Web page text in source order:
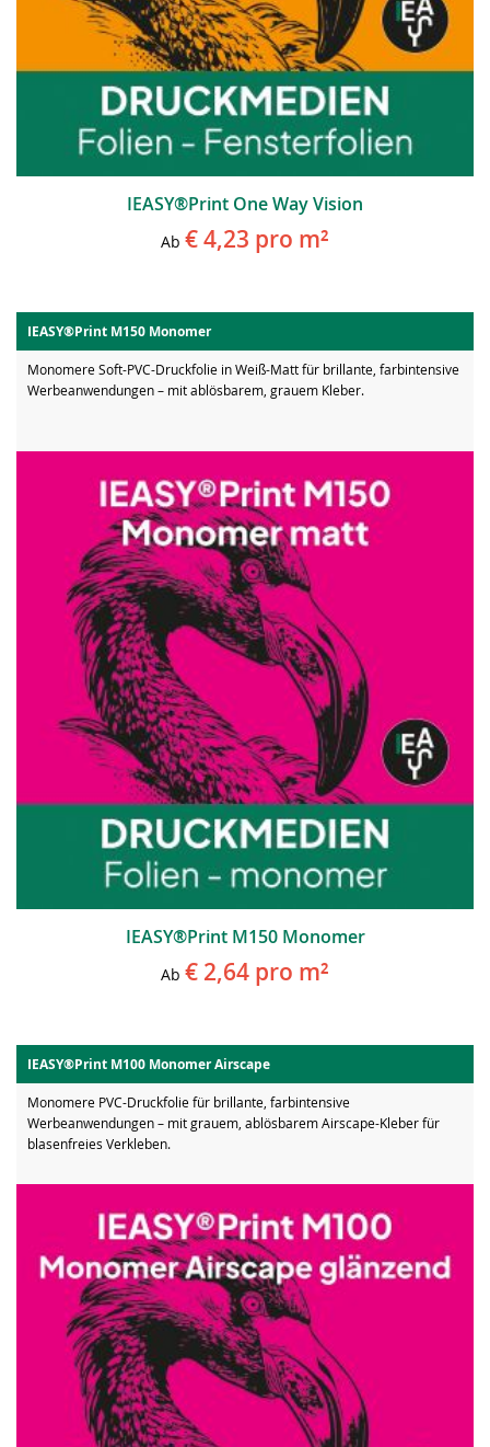
IEASY®Print One Way Vision
Ab € 4,23 pro m²
IEASY®Print M150 Monomer
Monomere Soft-PVC-Druckfolie in Weiß-Matt für brillante, farbintensive
Werbeanwendungen – mit ablösbarem, grauem Kleber.
IEASY®Print M150 Monomer
Ab € 2,64 pro m²
IEASY®Print M100 Monomer Airscape
Monomere PVC-Druckfolie für brillante, farbintensive
Werbeanwendungen – mit grauem, ablösbarem Airscape-Kleber für
blasenfreies Verkleben.